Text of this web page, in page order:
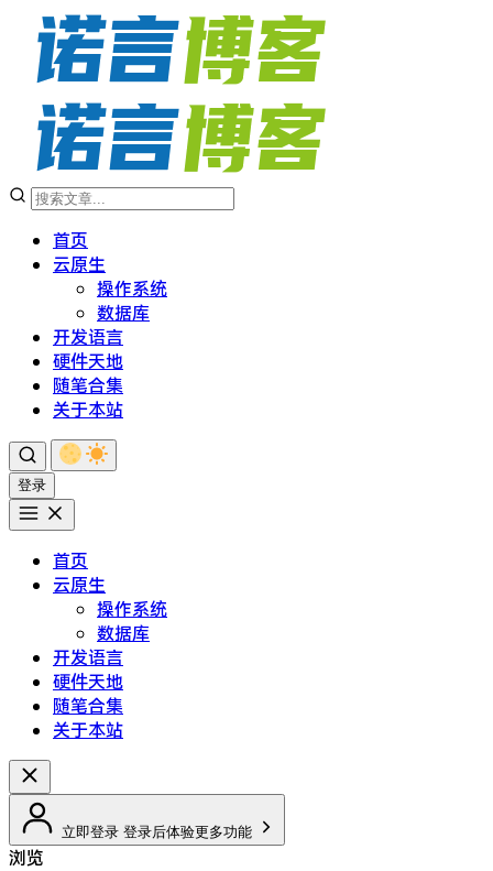
首页
云原生
操作系统
数据库
开发语言
硬件天地
随笔合集
关于本站
登录
首页
云原生
操作系统
数据库
开发语言
硬件天地
随笔合集
关于本站
立即登录 登录后体验更多功能
浏览